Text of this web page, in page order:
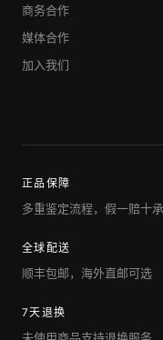
商务合作
媒体合作
加入我们
正品保障
多重鉴定流程，假一赔十
全球配送
顺丰包邮，海外直邮可选
7天退换